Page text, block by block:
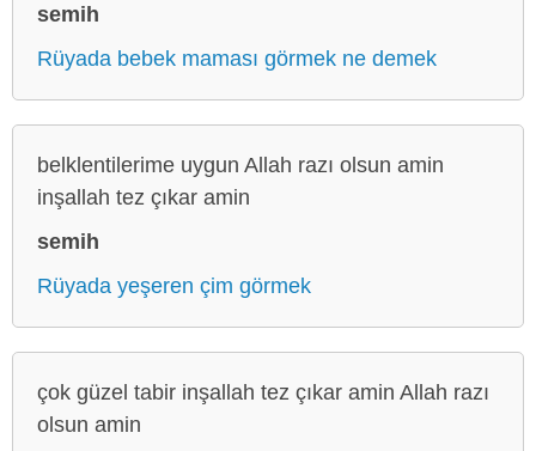
semih
Rüyada bebek maması görmek ne demek
belklentilerime uygun Allah razı olsun amin
inşallah tez çıkar amin
semih
Rüyada yeşeren çim görmek
çok güzel tabir inşallah tez çıkar amin Allah razı
olsun amin